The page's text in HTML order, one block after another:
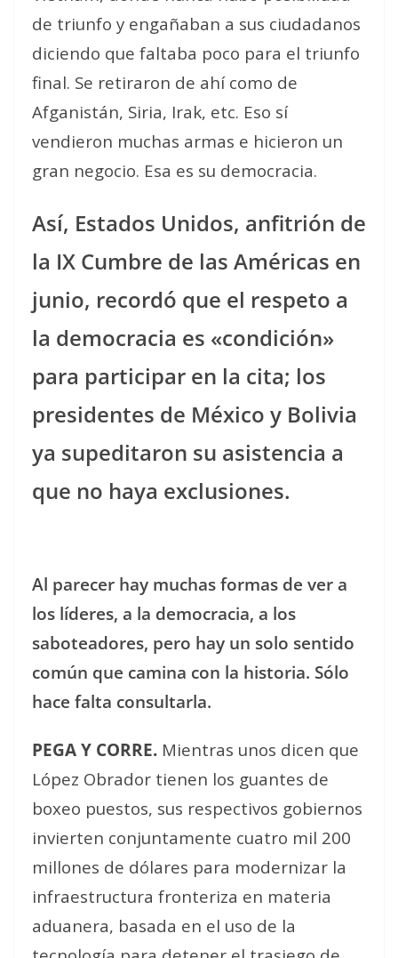
de triunfo y engañaban a sus ciudadanos
diciendo que faltaba poco para el triunfo
final. Se retiraron de ahí como de
Afganistán, Siria, Irak, etc. Eso sí
vendieron muchas armas e hicieron un
gran negocio. Esa es su democracia.
Así, Estados Unidos, anfitrión de
la IX Cumbre de las Américas en
junio, recordó que el respeto a
la democracia es «condición»
para participar en la cita; los
presidentes de México y Bolivia
ya supeditaron su asistencia a
que no haya exclusiones.
Al parecer hay muchas formas de ver a
los líderes, a la democracia, a los
saboteadores, pero hay un solo sentido
común que camina con la historia. Sólo
hace falta consultarla.
PEGA Y CORRE. Mientras unos dicen que
López Obrador tienen los guantes de
boxeo puestos, sus respectivos gobiernos
invierten conjuntamente cuatro mil 200
millones de dólares para modernizar la
infraestructura fronteriza en materia
aduanera, basada en el uso de la